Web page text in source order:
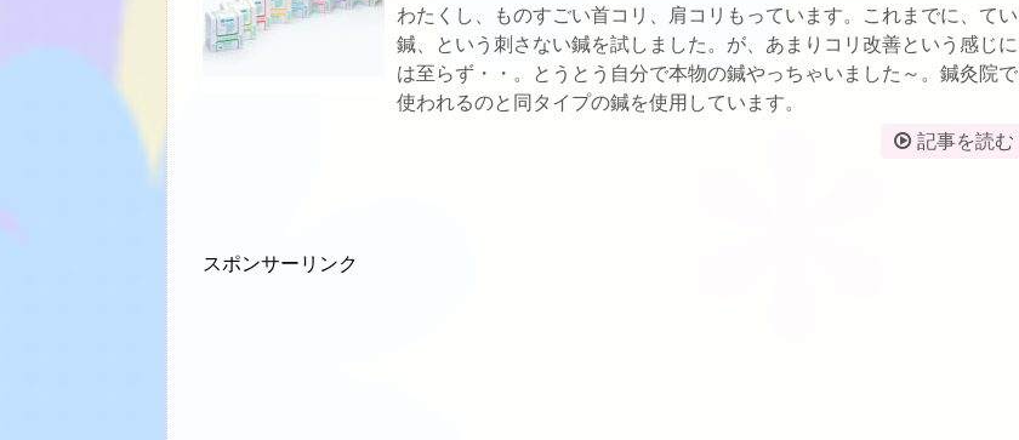
わたくし、ものすごい首コリ、肩コリもっています。これまでに、てい
鍼、という刺さない鍼を試しました。が、あまりコリ改善という感じに
は至らず・・。とうとう自分で本物の鍼やっちゃいました～。鍼灸院で
使われるのと同タイプの鍼を使用しています。
記事を読む
スポンサーリンク